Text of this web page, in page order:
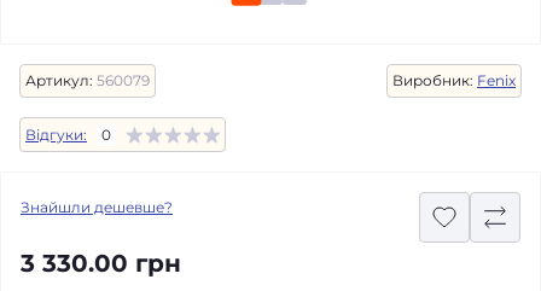
Артикул: 560079 Виробник: Fenix
Відгуки: 0
Знайшли дешевше?
3 330.00 грн